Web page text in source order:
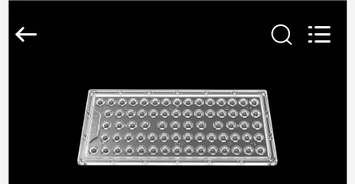
PRODOTTI
Technology
Co.,